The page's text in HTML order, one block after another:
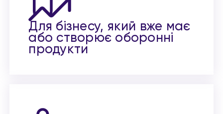
Для бізнесу, який вже має
або створює оборонні
продукти